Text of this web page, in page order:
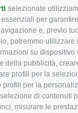
selezionate
per
e, previo
potremmo utilizzare
su dispositivo
della pubblicità,
profili per la
profili per la
di contenuti
misurare le